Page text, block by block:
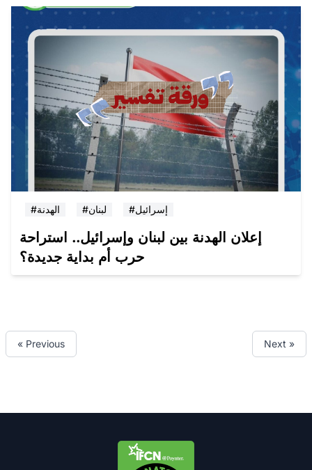
#الهدنة #لبنان #إسرائيل
إعلان الهدنة بين لبنان وإسرائيل.. استراحة
حرب أم بداية جديدة؟
« Previous Next »